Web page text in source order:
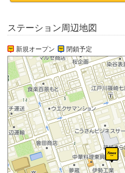
ステーション周辺地図
新規オープン 閉鎖予定